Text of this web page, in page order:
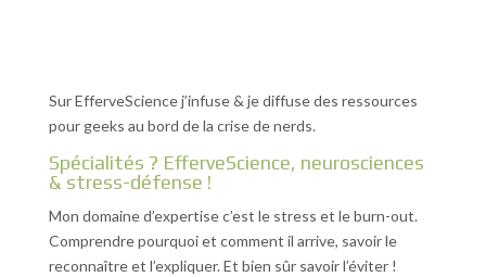
Sur EfferveScience j’infuse & je diffuse des ressources
pour geeks au bord de la crise de nerds.
Spécialités ? EfferveScience, neurosciences
& stress-défense !
Mon domaine d’expertise c’est le stress et le burn-out.
Comprendre pourquoi et comment il arrive, savoir le
reconnaître et l’expliquer. Et bien sûr savoir l’éviter !